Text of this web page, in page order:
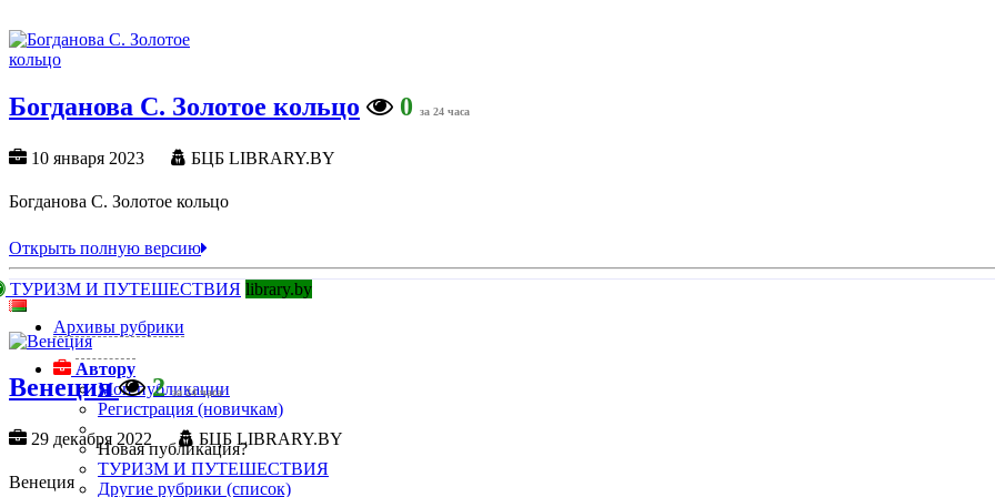
Богданова С. Золотое кольцо 0 за 24 часа
10 января 2023 БЦБ LIBRARY.BY
Богданова С. Золотое кольцо
Открыть полную версию
ТУРИЗМ И ПУТЕШЕСТВИЯ library.by
Архивы рубрики
Автору
Мои публикации
Регистрация (новичкам)
Новая публикация?
ТУРИЗМ И ПУТЕШЕСТВИЯ
Другие рубрики (список)
Венеция 2 за 24 часа
29 декабря 2022 БЦБ LIBRARY.BY
Венеция